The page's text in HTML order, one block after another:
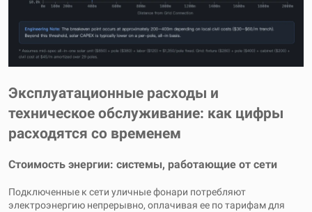
Эксплуатационные расходы и
техническое обслуживание: как цифры
расходятся со временем
Стоимость энергии: системы, работающие от сети
Подключенные к сети уличные фонари потребляют
электроэнергию непрерывно, оплачивая ее по тарифам для